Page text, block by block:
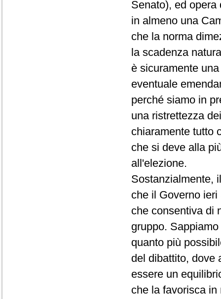
Senato), ed
in almeno una
che la norma
la scadenza
è sicuramente
eventuale
perché siamo in
una ristrettezza
chiaramente tutto
che si deve alla
all'elezione.
Sostanzialmente,
che il Governo
che consentiva di
gruppo.
quanto più
del dibattito, dove
essere un
che la favorisca in